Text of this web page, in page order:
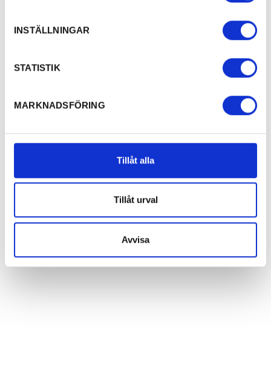
INSTÄLLNINGAR
STATISTIK
MARKNADSFÖRING
Tillåt alla
Tillåt urval
Avvisa